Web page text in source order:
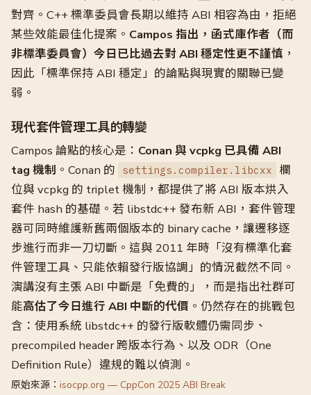
對齊。C++ 標準委員會長期以維持 ABI 相容為由，拒絕
某些效能最佳化提案。 Campos 指出，函式庫作者（而
非標準委員會）今日已比過去對 ABI 穩定性更不謹慎 ，
因此「標準保持 ABI 穩定」的論點與現實的關聯已變
弱。
現代套件管理工具的轉變
Campos 論點的核心是： Conan 與 vcpkg 已具備 ABI
tag 機制 。Conan 的 settings.compiler.libcxx
欄
位與 vcpkg 的 triplet 機制，都提供了將 ABI 版本烘入
套件 hash 的基礎。若 libstdc++ 發布新 ABI，套件管理
器可同時維護新舊兩個版本的 binary cache，讓遷移逐
步進行而非一刀切斷。這與 2011 年時「沒有標準化套
件管理工具、只能依賴發行版協調」的情況截然不同。
演講沒有主張 ABI 中斷是「免費的」，而是指出社群可
能高估了今日進行 ABI 中斷的代價 。仍然存在的挑戰包
含：使用系統 libstdc++ 的發行版軟體仍需同步、
precompiled header 跨版本行為、以及 ODR（One
Definition Rule）違規的難以偵測。
原始來源： isocpp.org — CppCon 2025 ABI Break